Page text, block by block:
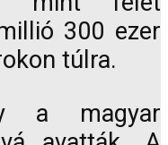
300 ezer
túlra.
a magyar